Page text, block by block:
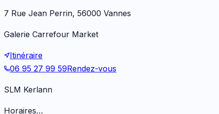
7 Rue Jean Perrin, 56000 Vannes
Galerie Carrefour Market
Itinéraire
06 95 27 99 59Rendez-vous
SLM Kerlann
Horaires…